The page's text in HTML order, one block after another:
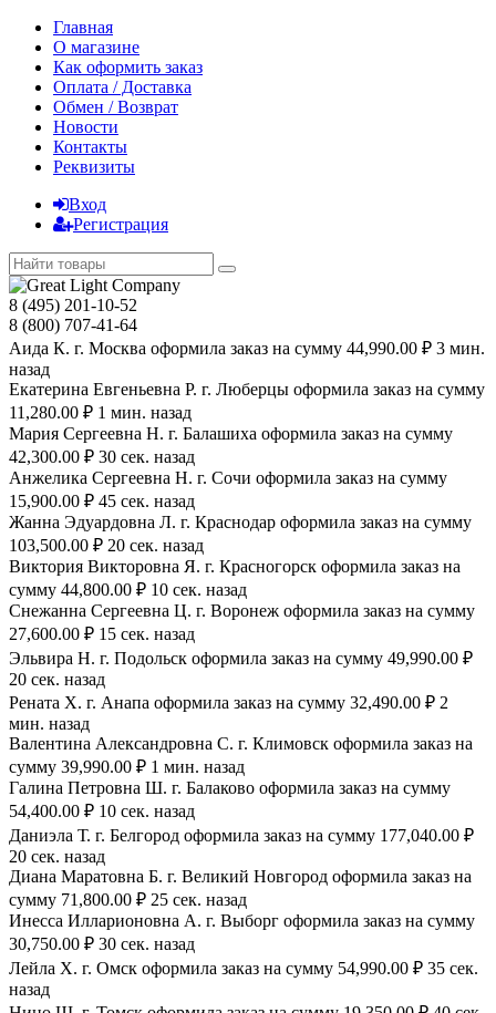
Главная
О магазине
Как оформить заказ
Оплата / Доставка
Обмен / Возврат
Новости
Контакты
Реквизиты
Вход
Регистрация
8 (495) 201-10-52
8 (800) 707-41-64
Аида К. г. Москва оформила заказ на сумму 44,990.00 ₽ 3 мин.
назад
Екатерина Евгеньевна Р. г. Люберцы оформила заказ на сумму
11,280.00 ₽ 1 мин. назад
Мария Сергеевна H. г. Балашиха оформила заказ на сумму
42,300.00 ₽ 30 сек. назад
Анжелика Сергеевна Н. г. Сочи оформила заказ на сумму
15,900.00 ₽ 45 сек. назад
Жанна Эдуардовна Л. г. Краснодар оформила заказ на сумму
103,500.00 ₽ 20 сек. назад
Виктория Викторовна Я. г. Красногорск оформила заказ на
сумму 44,800.00 ₽ 10 сек. назад
Снежанна Сергеевна Ц. г. Воронеж оформила заказ на сумму
27,600.00 ₽ 15 сек. назад
Эльвира Н. г. Подольск оформила заказ на сумму 49,990.00 ₽
20 сек. назад
Рената Х. г. Анапа оформила заказ на сумму 32,490.00 ₽ 2
мин. назад
Валентина Александровна С. г. Климовск оформила заказ на
сумму 39,990.00 ₽ 1 мин. назад
Галина Петровна Ш. г. Балаково оформила заказ на сумму
54,400.00 ₽ 10 сек. назад
Даниэла Т. г. Белгород оформила заказ на сумму 177,040.00 ₽
20 сек. назад
Диана Маратовна Б. г. Великий Новгород оформила заказ на
сумму 71,800.00 ₽ 25 сек. назад
Инесса Илларионовна А. г. Выборг оформила заказ на сумму
30,750.00 ₽ 30 сек. назад
Лейла Х. г. Омск оформила заказ на сумму 54,990.00 ₽ 35 сек.
назад